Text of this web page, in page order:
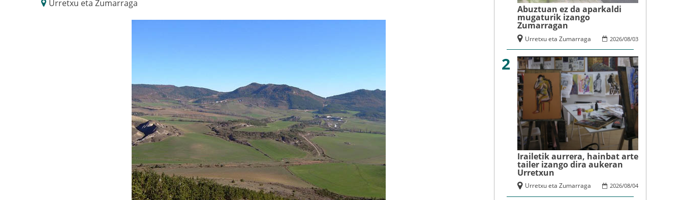
Urretxu eta Zumarraga
Abuztuan ez da aparkaldi
mugaturik izango
Zumarragan
2026/08/03
Urretxu eta Zumarraga
2
Irailetik aurrera, hainbat arte
tailer izango dira aukeran
Urretxun
2026/08/04
Urretxu eta Zumarraga